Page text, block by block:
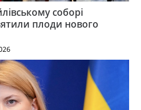
соборі
плоди нового